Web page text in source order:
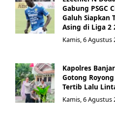
Gabung PSGC
Galuh Siapkan
Asing di Liga 2
Kamis, 6 Agustus
Kapolres
Gotong
Tertib Lalu
Kamis, 6 Agustus